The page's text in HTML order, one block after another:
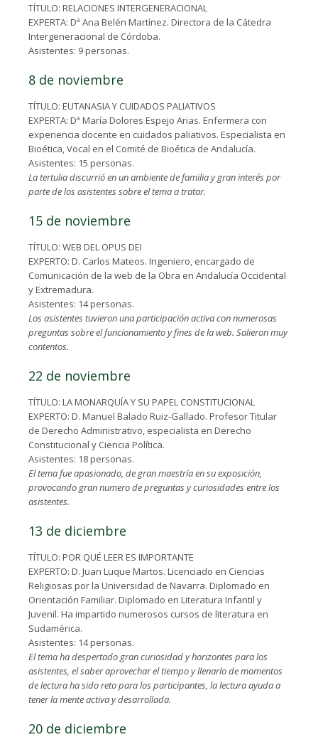
TÍTULO: RELACIONES INTERGENERACIONAL
EXPERTA: Dª Ana Belén Martínez. Directora de la Cátedra
Intergeneracional de Córdoba.
Asistentes: 9 personas.
8 de noviembre
TÍTULO: EUTANASIA Y CUIDADOS PALIATIVOS
EXPERTA: Dª María Dolores Espejo Arias. Enfermera con
experiencia docente en cuidados paliativos. Especialista en
Bioética, Vocal en el Comité de Bioética de Andalucía.
Asistentes: 15 personas.
La tertulia discurrió en un ambiente de familia y gran interés por
parte de los asistentes sobre el tema a tratar.
15 de noviembre
TÍTULO: WEB DEL OPUS DEI
EXPERTO: D. Carlos Mateos. Ingeniero, encargado de
Comunicación de la web de la Obra en Andalucía Occidental
y Extremadura.
Asistentes: 14 personas.
Los asistentes tuvieron una participación activa con numerosas
preguntas sobre el funcionamiento y fines de la web. Salieron muy
contentos.
22 de noviembre
TÍTULO: LA MONARQUÍA Y SU PAPEL CONSTITUCIONAL
EXPERTO: D. Manuel Balado Ruiz-Gallado. Profesor Titular
de Derecho Administrativo, especialista en Derecho
Constitucional y Ciencia Política.
Asistentes: 18 personas.
El tema fue apasionado, de gran maestría en su exposición,
provocando gran numero de preguntas y curiosidades entre los
asistentes.
13 de diciembre
TÍTULO: POR QUÉ LEER ES IMPORTANTE
EXPERTO: D. Juan Luque Martos. Licenciado en Ciencias
Religiosas por la Universidad de Navarra. Diplomado en
Orientación Familiar. Diplomado en Literatura Infantil y
Juvenil. Ha impartido numerosos cursos de literatura en
Sudamérica.
Asistentes: 14 personas.
El tema ha despertado gran curiosidad y horizontes para los
asistentes, el saber aprovechar el tiempo y llenarlo de momentos
de lectura ha sido reto para los participantes, la lectura ayuda a
tener la mente activa y desarrollada.
20 de diciembre